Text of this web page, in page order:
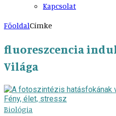
Kapcsolat
FőoldalCímke
fluoreszcencia
Világa
Biológia